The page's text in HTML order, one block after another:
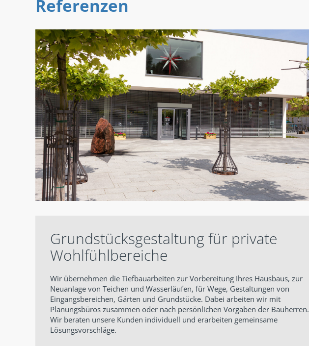
Referenzen
Grundstücksgestaltung für private
Wohlfühlbereiche
Wir übernehmen die Tiefbauarbeiten zur Vorbereitung Ihres Hausbaus, zur
Neuanlage von Teichen und Wasserläufen, für Wege, Gestaltungen von
Eingangsbereichen, Gärten und Grundstücke. Dabei arbeiten wir mit
Planungsbüros zusammen oder nach persönlichen Vorgaben der Bauherren.
Wir beraten unsere Kunden individuell und erarbeiten gemeinsame
Lösungsvorschläge.